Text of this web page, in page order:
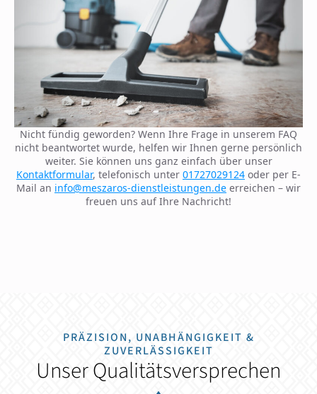
Nicht fündig geworden? Wenn Ihre Frage in unserem FAQ
nicht beantwortet wurde, helfen wir Ihnen gerne persönlich
weiter. Sie können uns ganz einfach über unser
Kontaktformular, telefonisch unter 01727029124 oder per E-
Mail an info@meszaros-dienstleistungen.de erreichen – wir
freuen uns auf Ihre Nachricht!
PRÄZISION, UNABHÄNGIGKEIT &
ZUVERLÄSSIGKEIT
Unser Qualitätsversprechen